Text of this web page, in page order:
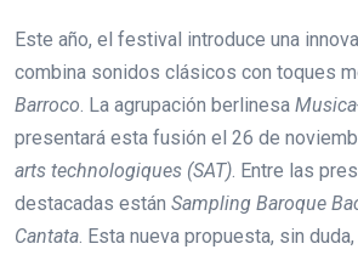
Este año, el festival introduce una
combina sonidos clásicos con toques
Barroco . La agrupación berlinesa
presentará esta fusión el 26 de
arts technologiques (SAT) . Entre las
destacadas están Sampling Baroque
Cantata . Esta nueva propuesta, sin